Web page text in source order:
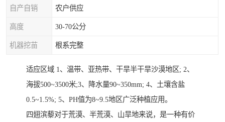
自产自销 农户供应
高度 30-70公分
机器挖苗 根系完整
适应区域 1、温带、亚热带、干旱半干旱沙漠地区; 2、
海拔500~3500米;3、降水量90~350mm; 4、土壤含盐
0.5~1.5%; 5、PH值为8~9.5地区广泛种植应用。
四翅滨藜对于荒漠、半荒漠、山旱地来说，是一种有价